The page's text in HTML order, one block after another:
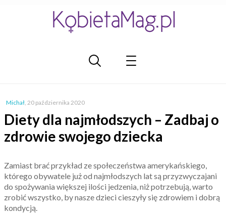
Michał, 20 października 2020
Diety dla najmłodszych – Zadbaj o
zdrowie swojego dziecka
Zamiast brać przykład ze społeczeństwa amerykańskiego,
którego obywatele już od najmłodszych lat są przyzwyczajani
do spożywania większej ilości jedzenia, niż potrzebują, warto
zrobić wszystko, by nasze dzieci cieszyły się zdrowiem i dobrą
kondycją.